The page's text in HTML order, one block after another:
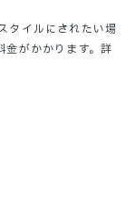
タイルにされたい場
金がかかります。詳